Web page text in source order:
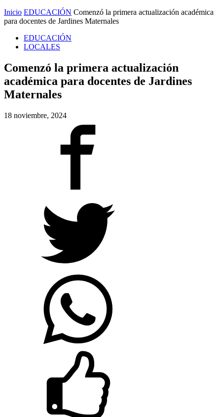
Inicio EDUCACIÓN Comenzó la primera actualización académica
para docentes de Jardines Maternales
EDUCACIÓN
LOCALES
Comenzó la primera actualización
académica para docentes de Jardines
Maternales
18 noviembre, 2024